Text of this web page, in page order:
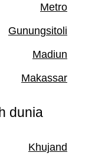
Metro
Gunungsitoli
Madiun
Makassar
dunia
Khujand